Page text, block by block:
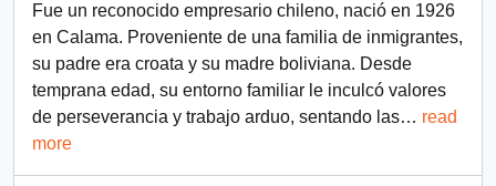
Fue un reconocido empresario chileno, nació en 1926
en Calama. Proveniente de una familia de inmigrantes,
su padre era croata y su madre boliviana. Desde
temprana edad, su entorno familiar le inculcó valores
de perseverancia y trabajo arduo, sentando las… read
more